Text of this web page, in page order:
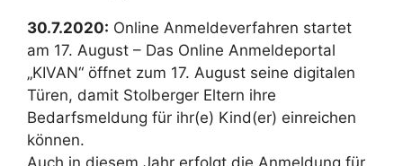
30.7.2020: Online Anmeldeverfahren startet
am 17. August – Das Online Anmeldeportal
„KIVAN“ öffnet zum 17. August seine digitalen
Türen, damit Stolberger Eltern ihre
Bedarfsmeldung für ihr(e) Kind(er) einreichen
können.
Auch in diesem Jahr erfolgt die Anmeldung für